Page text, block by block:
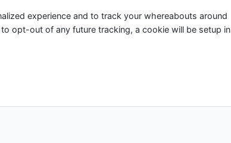
gracias aTema Astra para WordPress
experience and to track your whereabouts around
opt-out of any future tracking, a cookie will be setup in